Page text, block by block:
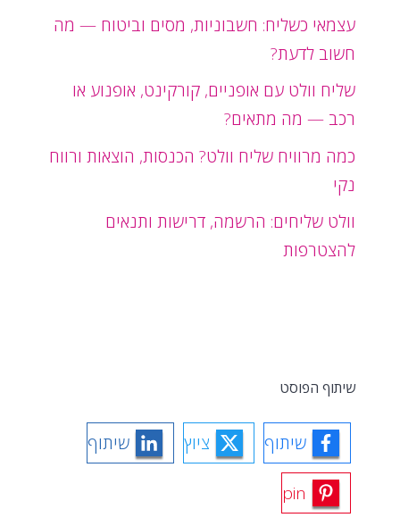
עצמאי כשליח: חשבוניות, מסים וביטוח — מה
חשוב לדעת?
שליח וולט עם אופניים, קורקינט, אופנוע או
רכב — מה מתאים?
כמה מרוויח שליח וולט? הכנסות, הוצאות ורווח
נקי
וולט שליחים: הרשמה, דרישות ותנאים
להצטרפות
שיתוף הפוסט
שיתוף ציוץ שיתוף
pin